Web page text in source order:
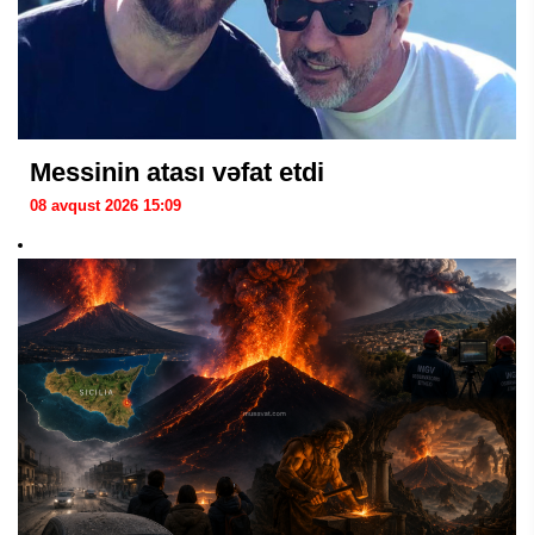
Messinin atası vəfat etdi
08 avqust 2026 15:09